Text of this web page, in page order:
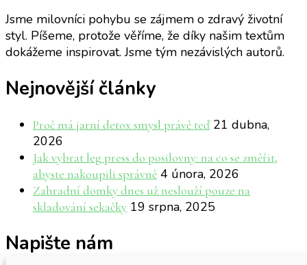
Jsme milovníci pohybu se zájmem o zdravý životní
styl. Píšeme, protože věříme, že díky našim textům
dokážeme inspirovat. Jsme tým nezávislých autorů.
Nejnovější články
Proč má jarní detox smysl právě teď 21 dubna,
2026
Jak vybrat leg press do posilovny: na co se změřit,
abyste nakoupili správně 4 února, 2026
Zahradní domky dnes už neslouží pouze na
skladování sekačky 19 srpna, 2025
Napište nám